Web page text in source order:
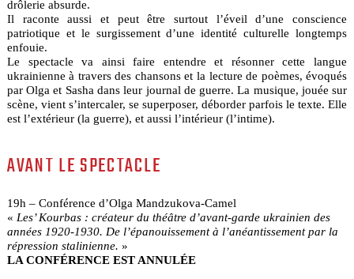
drôlerie absurde.
Il raconte aussi et peut être surtout l’éveil d’une conscience
patriotique et le surgissement d’une identité culturelle longtemps
enfouie.
Le spectacle va ainsi faire entendre et résonner cette langue
ukrainienne à travers des chansons et la lecture de poèmes, évoqués
par Olga et Sasha dans leur journal de guerre. La musique, jouée sur
scène, vient s’intercaler, se superposer, déborder parfois le texte. Elle
est l’extérieur (la guerre), et aussi l’intérieur (l’intime).
AVANT LE SPECTACLE
19h – Conférence d’Olga Mandzukova-Camel
« Les’ Kourbas : créateur du théâtre d’avant-garde ukrainien des
années 1920-1930. De l’épanouissement à l’anéantissement par la
répression stalinienne. »
LA CONFÉRENCE EST ANNULÉE